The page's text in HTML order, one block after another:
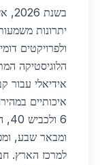
יתרונות
ולפרויקטים
הלוגיסטיקה
אידיאלי עבור
איכותיים
6
למרכז הארץ.